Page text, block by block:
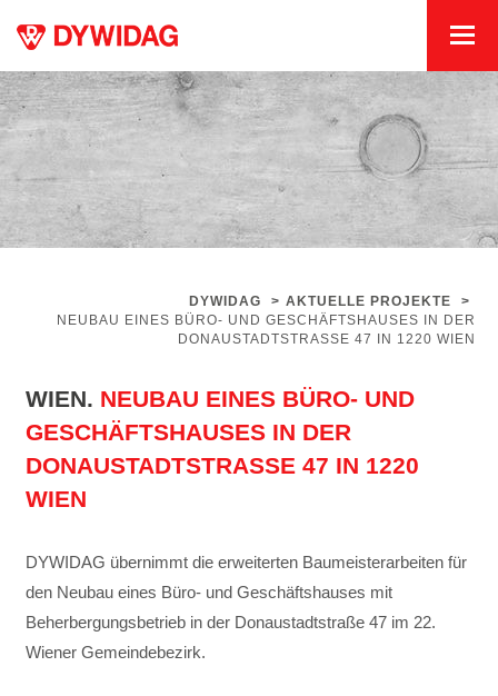
DYWIDAG > AKTUELLE PROJEKTE
>
NEUBAU EINES BÜRO- UND GESCHÄFTSHAUSES IN DER
DONAUSTADTSTRASSE 47 IN 1220 WIEN
WIEN. NEUBAU EINES BÜRO- UND
GESCHÄFTSHAUSES IN DER
DONAUSTADTSTRASSE 47 IN 1220 W
IEN
DYWIDAG übernimmt die erweiterten Baumeisterarbeiten für
den Neubau eines Büro- und Geschäftshauses mit
Beherbergungsbetrieb in der Donaustadtstraße 47 im 22.
Wiener Gemeindebezirk.